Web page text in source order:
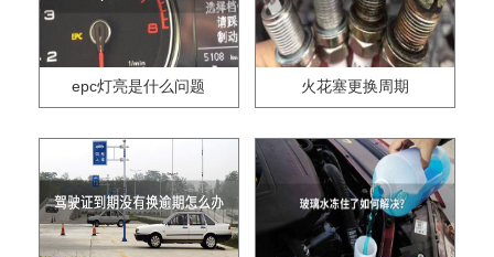
epc灯亮是什么问题 火花塞更换周期